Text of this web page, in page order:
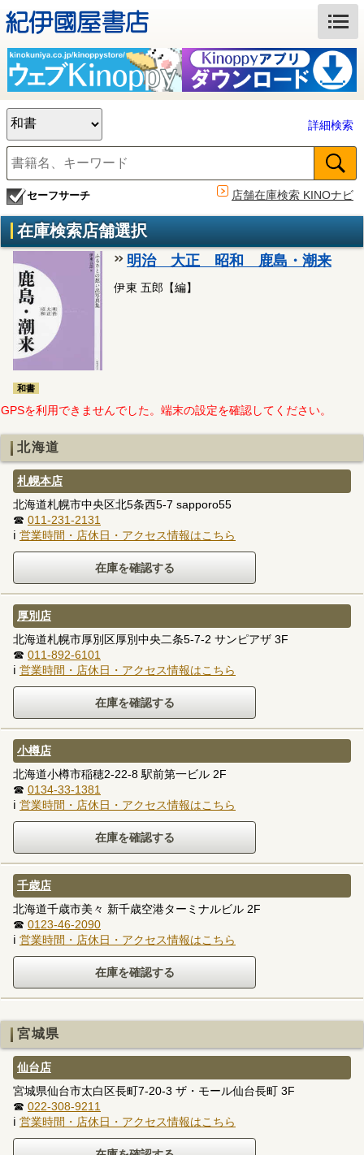
詳細検索
セーフサーチ 店舗在庫検索 KINOナビ
在庫検索店舗選択
和書
明治 大正 昭和 鹿島・潮来
伊東 五郎【編】
GPSを利用できませんでした。端末の設定を確認してください。
北海道
札幌本店
北海道札幌市中央区北5条西5-7 sapporo55
☎ 011-231-2131
ℹ 営業時間・店休日・アクセス情報はこちら
厚別店
北海道札幌市厚別区厚別中央二条5-7-2 サンピアザ 3F
☎ 011-892-6101
ℹ 営業時間・店休日・アクセス情報はこちら
小樽店
北海道小樽市稲穂2-22-8 駅前第一ビル 2F
☎ 0134-33-1381
ℹ 営業時間・店休日・アクセス情報はこちら
千歳店
北海道千歳市美々 新千歳空港ターミナルビル 2F
☎ 0123-46-2090
ℹ 営業時間・店休日・アクセス情報はこちら
宮城県
仙台店
宮城県仙台市太白区長町7-20-3 ザ・モール仙台長町 3F
☎ 022-308-9211
ℹ 営業時間・店休日・アクセス情報はこちら